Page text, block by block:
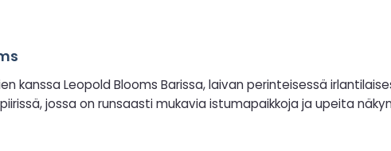
kanssa Leopold Blooms Barissa, laivan perinteisessä
jossa on runsaasti mukavia istumapaikkoja ja upeita